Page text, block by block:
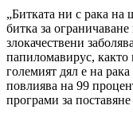
„Битката ни с рака на
битка за
злокачествени
папиломавирус,
големият дял е на
повлиява на 99
програми за